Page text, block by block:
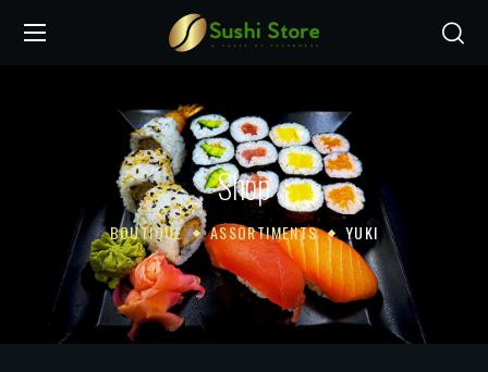
Shop
BOUTIQUE ASSORTIMENTS YUKI